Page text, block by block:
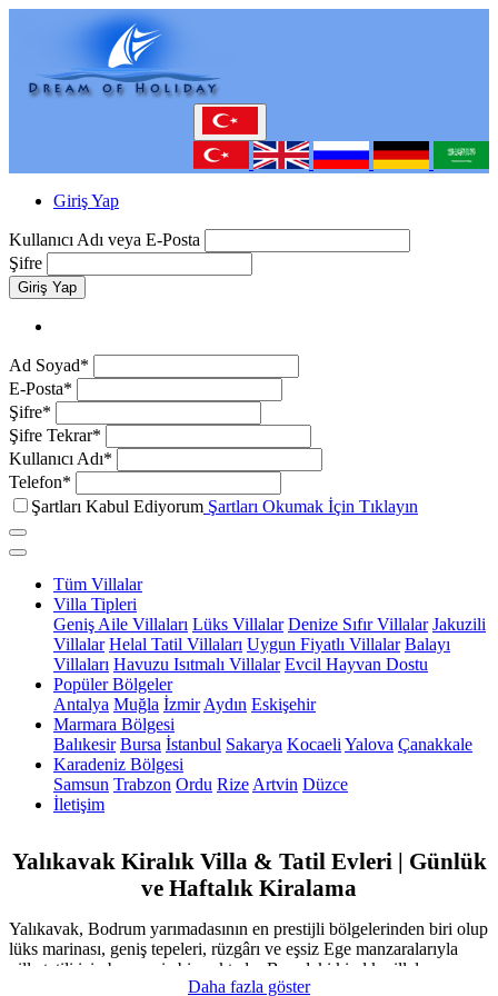
Giriş Yap
Kullanıcı Adı veya E-Posta
Şifre
Giriş Yap
Ad Soyad*
E-Posta*
Şifre*
Şifre Tekrar*
Kullanıcı Adı*
Telefon*
Şartları Kabul Ediyorum Şartları Okumak İçin Tıklayın
Tüm Villalar
Villa Tipleri
Geniş Aile Villaları Lüks Villalar Denize Sıfır Villalar Jakuzili
Villalar Helal Tatil Villaları Uygun Fiyatlı Villalar Balayı
Villaları Havuzu Isıtmalı Villalar Evcil Hayvan Dostu
Popüler Bölgeler
Antalya Muğla İzmir Aydın Eskişehir
Marmara Bölgesi
Balıkesir Bursa İstanbul Sakarya Kocaeli Yalova Çanakkale
Karadeniz Bölgesi
Samsun Trabzon Ordu Rize Artvin Düzce
İletişim
Yalıkavak Kiralık Villa & Tatil Evleri | Günlük
ve Haftalık Kiralama
Yalıkavak, Bodrum yarımadasının en prestijli bölgelerinden biri olup
lüks marinası, geniş tepeleri, rüzgârı ve eşsiz Ege manzaralarıyla
villa tatili için benzersiz bir noktadır. Buradaki kiralık villalar,
modern mimarileri, geniş terasları, sonsuzluk havuzları ve
Daha fazla göster